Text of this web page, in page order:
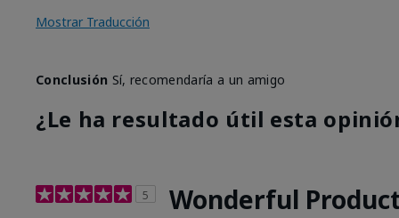
Mostrar Traducción
Conclusión Sí, recomendaría a un amigo
¿Le ha resultado útil esta
5 Wonderful